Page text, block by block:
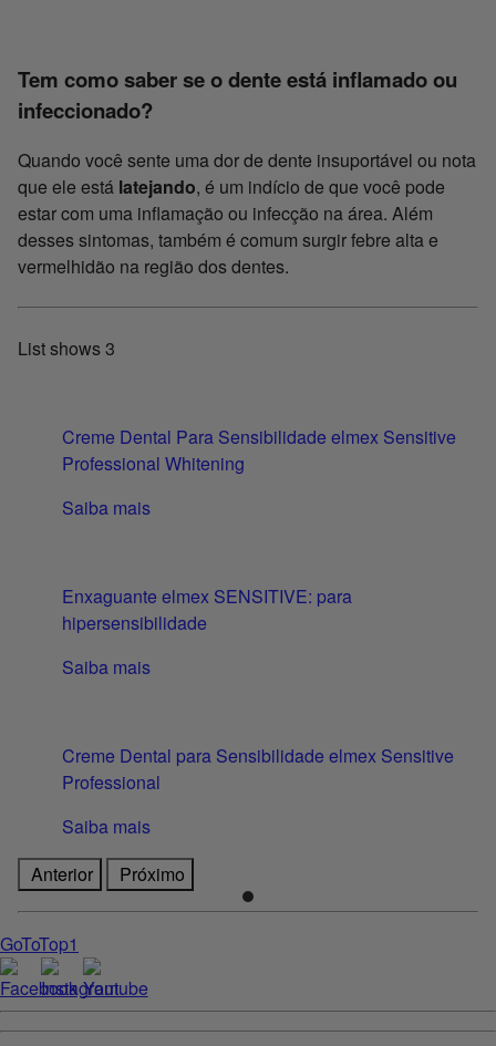
Tem como saber se o dente está inflamado ou
infeccionado?
Quando você sente uma dor de dente insuportável ou nota
que ele está latejando, é um indício de que você pode
estar com uma inflamação ou infecção na área. Além
desses sintomas, também é comum surgir febre alta e
vermelhidão na região dos dentes.
List shows3
Creme Dental Para Sensibilidade elmex Sensitive
Professional Whitening
Saiba mais
Enxaguante elmex SENSITIVE: para
hipersensibilidade
Saiba mais
Creme Dental para Sensibilidade elmex Sensitive
Professional
Saiba mais
Anterior
Próximo
GoToTop1